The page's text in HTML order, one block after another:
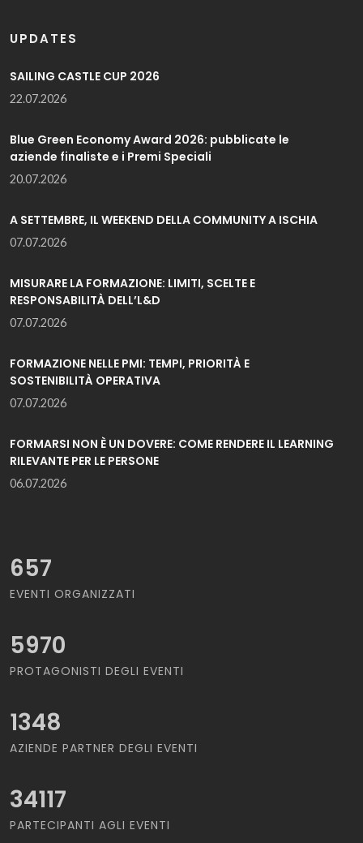
UPDATES
SAILING CASTLE CUP 2026
22.07.2026
Blue Green Economy Award 2026: pubblicate le
aziende finaliste e i Premi Speciali
20.07.2026
A SETTEMBRE, IL WEEKEND DELLA COMMUNITY A ISCHIA
07.07.2026
MISURARE LA FORMAZIONE: LIMITI, SCELTE E
RESPONSABILITÀ DELL’L&D
07.07.2026
FORMAZIONE NELLE PMI: TEMPI, PRIORITÀ E
SOSTENIBILITÀ OPERATIVA
07.07.2026
FORMARSI NON È UN DOVERE: COME RENDERE IL LEARNING
RILEVANTE PER LE PERSONE
06.07.2026
657
EVENTI ORGANIZZATI
5970
PROTAGONISTI DEGLI EVENTI
1348
AZIENDE PARTNER DEGLI EVENTI
34117
PARTECIPANTI AGLI EVENTI